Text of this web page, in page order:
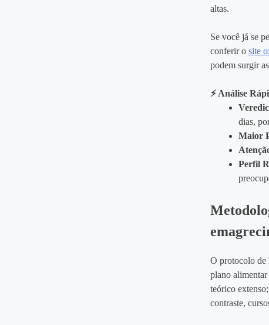
altas.
Se você já se
conferir osite
podem surgir
⚡ Análise
dias,
Maior
Perfil
O protocolo de
plano
teórico
contraste,